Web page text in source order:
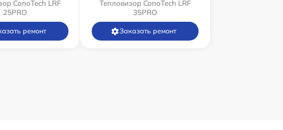
ConoTech LRF
25PRO
ремонт
Тепловизор ConoTech LRF
35PRO
Заказать ремонт